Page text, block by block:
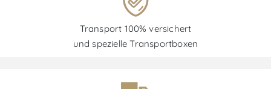
Transport 100% versichert
und spezielle Transportboxen